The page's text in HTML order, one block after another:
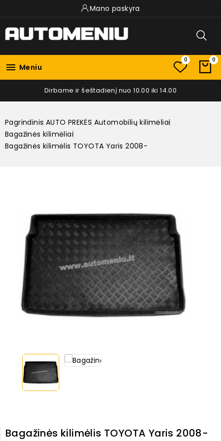
Mano paskyra
 Meniu
0 0
Dirbame ir šeštadienį nuo 10.00 iki 14.00
Pagrindinis AUTO PREKĖS Automobilių kilimėliai
Bagažinės kilimėliai
Bagažinės kilimėlis TOYOTA Yaris 2008-
Bagažinės kilimėlis TOYOTA Yaris 2008-